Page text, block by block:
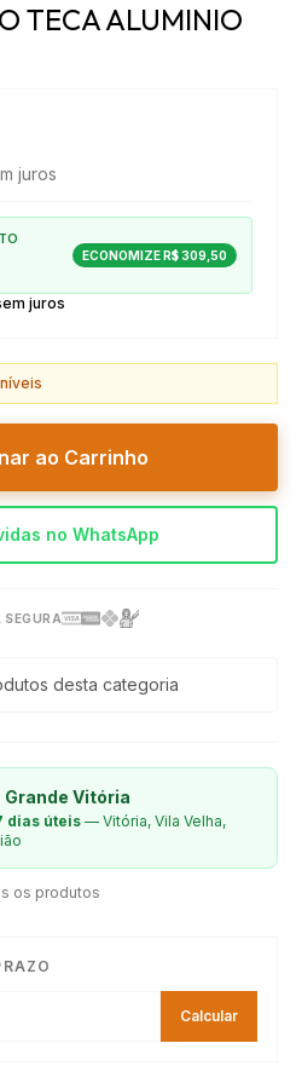
TECA ALUMINIO
juros
ECONOMIZE R$ 309,50
juros
ao Carrinho
no WhatsApp
SEGURA
desta categoria
Vitória
dias úteis — Vitória, Vila Velha,
os produtos
Calcular